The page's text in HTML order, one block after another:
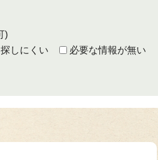
)
しにくい 必要な情報が無い